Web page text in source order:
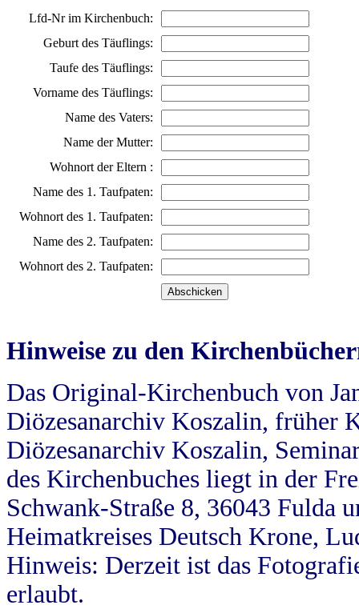
Lfd-Nr im Kirchenbuch:
Geburt des Täuflings:
Taufe des Täuflings:
Vorname des Täuflings:
Name des Vaters:
Name der Mutter:
Wohnort der Eltern :
Name des 1. Taufpaten:
Wohnort des 1. Taufpaten:
Name des 2. Taufpaten:
Wohnort des 2. Taufpaten:
Hinweise zu den
Das Original-Kirchenbuch von
Diözesanarchiv Koszalin, früher
Diözesanarchiv Koszalin,
des Kirchenbuches liegt in der
Schwank-Straße 8, 36043 Fulda
Heimatkreises Deutsch Krone,
Hinweis: Derzeit ist das
erlaubt.